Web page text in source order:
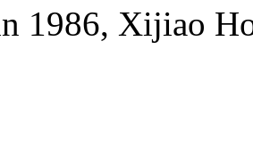
1986, Xijiao